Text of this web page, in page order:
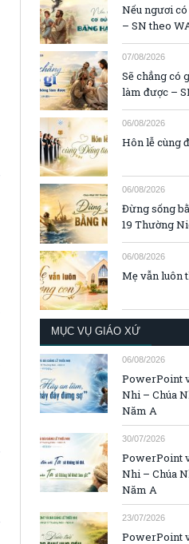
07/08/2026
Nếu ngươi
– SN theo
07/08/2026
Sẽ chẳng có
làm được –
Hôn lễ cùng
06/08/2026
Đừng sống
19 Thường
Mẹ vẫn luôn
MỤC VỤ GIÁO XỨ
06/08/2026
PowerPoint
Nhi – Chúa
Năm A
30/07/2026
PowerPoint
Nhi – Chúa
Năm A